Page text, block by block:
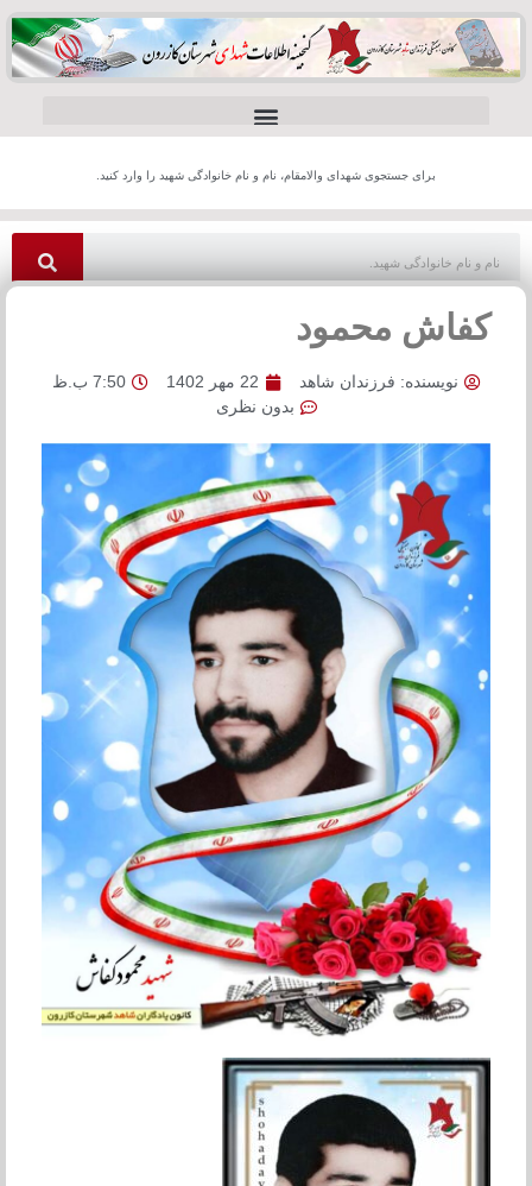
برای جستجوی شهدای والامقام، نام و نام خانوادگی شهید را وارد کنید.
کفاش محمود
نویسنده: فرزندان شاهد 22 مهر 1402
7:50 ب.ظ
بدون نظری